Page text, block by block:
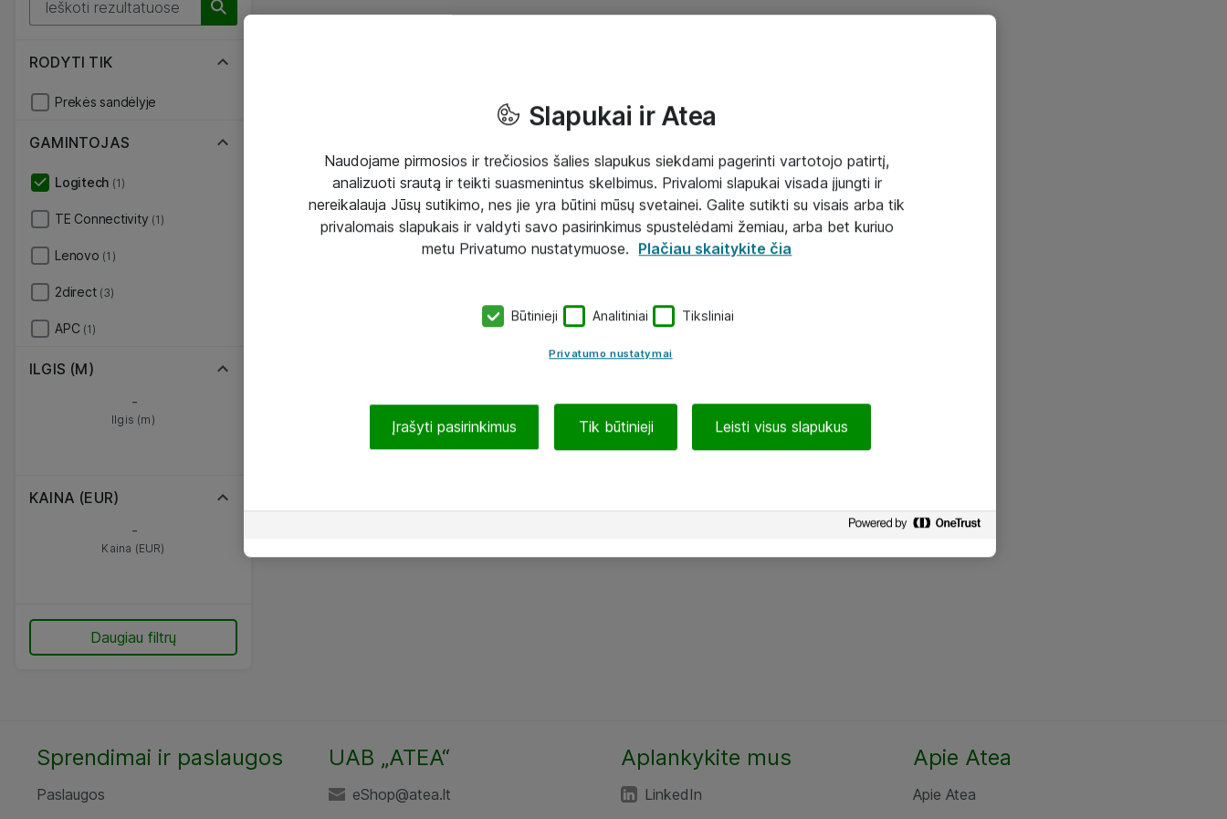
RODYTI TIK
Prekės sandėlyje
GAMINTOJAS
Logitech (1)
TE Connectivity (1)
Lenovo (1)
2direct (3)
APC (1)
ILGIS (M)
-
Ilgis (m)
KAINA (EUR)
-
Kaina (EUR)
Daugiau filtrų
Sprendimai ir paslaugos
Paslaugos
UAB „ATEA“
eShop@atea.lt
Aplankykite mus
LinkedIn
Apie Atea
Apie Atea
Slapukai ir Atea
Naudojame pirmosios ir trečiosios šalies slapukus siekdami pagerinti vartotojo patirtį,
analizuoti srautą ir teikti suasmenintus skelbimus. Privalomi slapukai visada įjungti ir
nereikalauja Jūsų sutikimo, nes jie yra būtini mūsų svetainei. Galite sutikti su visais arba tik
privalomais slapukais ir valdyti savo pasirinkimus spustelėdami žemiau, arba bet kuriuo
metu Privatumo nustatymuose. Plačiau skaitykite čia
Būtinieji Analitiniai Tiksliniai
Privatumo nustatymai
Įrašyti pasirinkimus Tik būtinieji Leisti visus slapukus